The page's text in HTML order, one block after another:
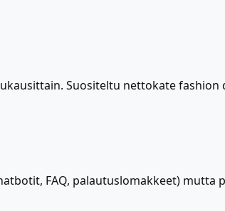
Suositeltu nettokate fashion
FAQ, palautuslomakkeet)